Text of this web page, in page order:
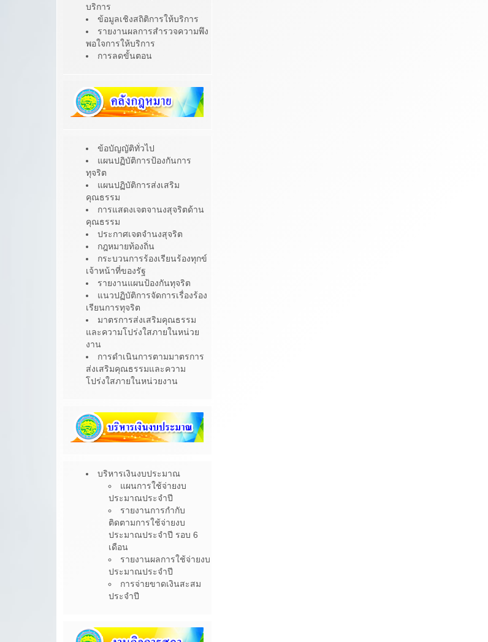
บริการ
ข้อมูลเชิงสถิติการให้บริการ
รายงานผลการสำรวจความพึง
พอใจการให้บริการ
การลดขั้นตอน
ข้อบัญญัติทั่วไป
แผนปฏิบัติการป้องกันการ
ทุจริต
แผนปฏิบัติการส่งเสริม
คุณธรรม
การแสดงเจตจานงสุจริตด้าน
คุณธรรม
ประกาศเจตจำนงสุจริต
กฎหมายท้องถิ่น
กระบวนการร้องเรียนร้องทุกข์
เจ้าหน้าที่ของรัฐ
รายงานแผนป้องกันทุจริต
แนวปฏิบัติการจัดการเรื่องร้อง
เรียนการทุจริต
มาตรการส่งเสริมคุณธรรม
และความโปร่งใสภายในหน่วย
งาน
การดำเนินการตามมาตรการ
ส่งเสริมคุณธรรมและความ
โปร่งใสภายในหน่วยงาน
บริหารเงินงบประมาณ
แผนการใช้จ่ายงบ
ประมาณประจำปี
รายงานการกำกับ
ติดตามการใช้จ่ายงบ
ประมาณประจำปี รอบ 6
เดือน
รายงานผลการใช้จ่ายงบ
ประมาณประจำปี
การจ่ายขาดเงินสะสม
ประจำปี